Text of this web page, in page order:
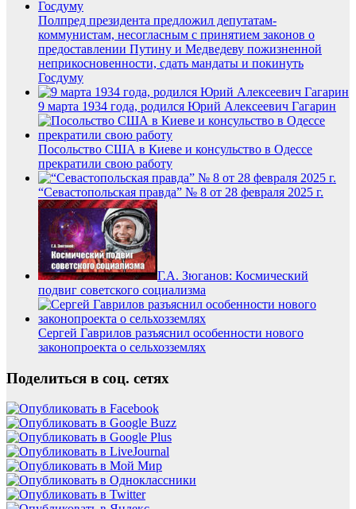
Полпред президента предложил депутатам-
коммунистам, несогласным с принятием законов о
предоставлении Путину и Медведеву пожизненной
неприкосновенности, сдать мандаты и покинуть
Госдуму
9 марта 1934 года, родился Юрий Алексеевич Гагарин
Посольство США в Киеве и консульство в Одессе
прекратили свою работу
“Севастопольская правда” № 8 от 28 февраля 2025 г.
Г.А. Зюганов: Космический
подвиг советского социализма
Сергей Гаврилов разъяснил особенности нового
законопроекта о сельхозземлях
Поделиться в соц. сетях